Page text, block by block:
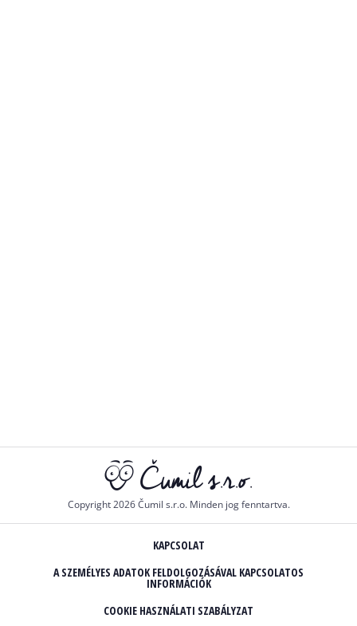
Copyright 2026 Čumil s.r.o. Minden jog fenntartva.
KAPCSOLAT
A SZEMÉLYES ADATOK FELDOLGOZÁSÁVAL KAPCSOLATOS
INFORMÁCIÓK
COOKIE HASZNÁLATI SZABÁLYZAT